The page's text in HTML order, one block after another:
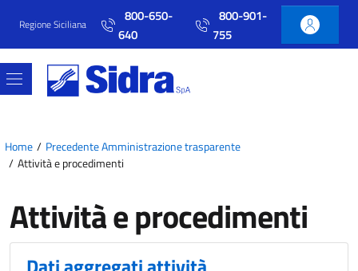
Vai al contenuto principale
Vai al menu principale
Regione Siciliana
800-650-
640
800-901-
755
Home
Precedente Amministrazione trasparente
Attività e procedimenti
Attività e procedimenti